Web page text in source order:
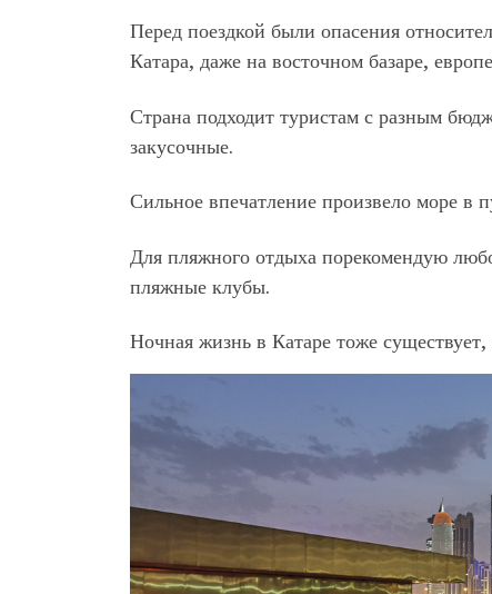
Перед поездкой были опасения
Катара, даже на восточном базаре,
Страна подходит туристам с разным
закусочные.
Сильное впечатление произвело море в
Для пляжного отдыха порекомендую
пляжные клубы.
Ночная жизнь в Катаре тоже